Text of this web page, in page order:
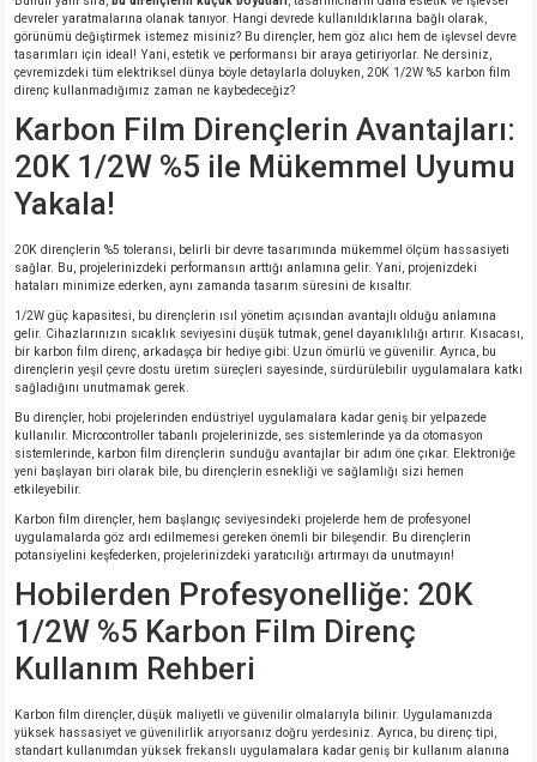
devreler yaratmalarına olanak tanıyor. Hangi devrede kullanıldıklarına bağlı olarak,
görünümü değiştirmek istemez misiniz? Bu dirençler, hem göz alıcı hem de işlevsel devre
tasarımları için ideal! Yani, estetik ve performansı bir araya getiriyorlar. Ne dersiniz,
çevremizdeki tüm elektriksel dünya böyle detaylarla doluyken, 20K 1/2W %5 karbon film
direnç kullanmadığımız zaman ne kaybedeceğiz?
Karbon Film Dirençlerin Avantajları:
20K 1/2W %5 ile Mükemmel Uyumu
Yakala!
20K dirençlerin %5 toleransı, belirli bir devre tasarımında mükemmel ölçüm hassasiyeti
sağlar. Bu, projelerinizdeki performansın arttığı anlamına gelir. Yani, projenizdeki
hataları minimize ederken, aynı zamanda tasarım süresini de kısaltır.
1/2W güç kapasitesi, bu dirençlerin ısıl yönetim açısından avantajlı olduğu anlamına
gelir. Cihazlarınızın sıcaklık seviyesini düşük tutmak, genel dayanıklılığı artırır. Kısacası,
bir karbon film direnç, arkadaşça bir hediye gibi: Uzun ömürlü ve güvenilir. Ayrıca, bu
dirençlerin yeşil çevre dostu üretim süreçleri sayesinde, sürdürülebilir uygulamalara katkı
sağladığını unutmamak gerek.
Bu dirençler, hobi projelerinden endüstriyel uygulamalara kadar geniş bir yelpazede
kullanılır. Microcontroller tabanlı projelerinizde, ses sistemlerinde ya da otomasyon
sistemlerinde, karbon film dirençlerin sunduğu avantajlar bir adım öne çıkar. Elektroniğe
yeni başlayan biri olarak bile, bu dirençlerin esnekliği ve sağlamlığı sizi hemen
etkileyebilir.
Karbon film dirençler, hem başlangıç seviyesindeki projelerde hem de profesyonel
uygulamalarda göz ardı edilmemesi gereken önemli bir bileşendir. Bu dirençlerin
potansiyelini keşfederken, projelerinizdeki yaratıcılığı artırmayı da unutmayın!
Hobilerden Profesyonelliğe: 20K
1/2W %5 Karbon Film Direnç
Kullanım Rehberi
Karbon film dirençler, düşük maliyetli ve güvenilir olmalarıyla bilinir. Uygulamanızda
yüksek hassasiyet ve güvenilirlik arıyorsanız doğru yerdesiniz. Ayrıca, bu direnç tipi,
standart kullanımdan yüksek frekanslı uygulamalara kadar geniş bir kullanım alanına